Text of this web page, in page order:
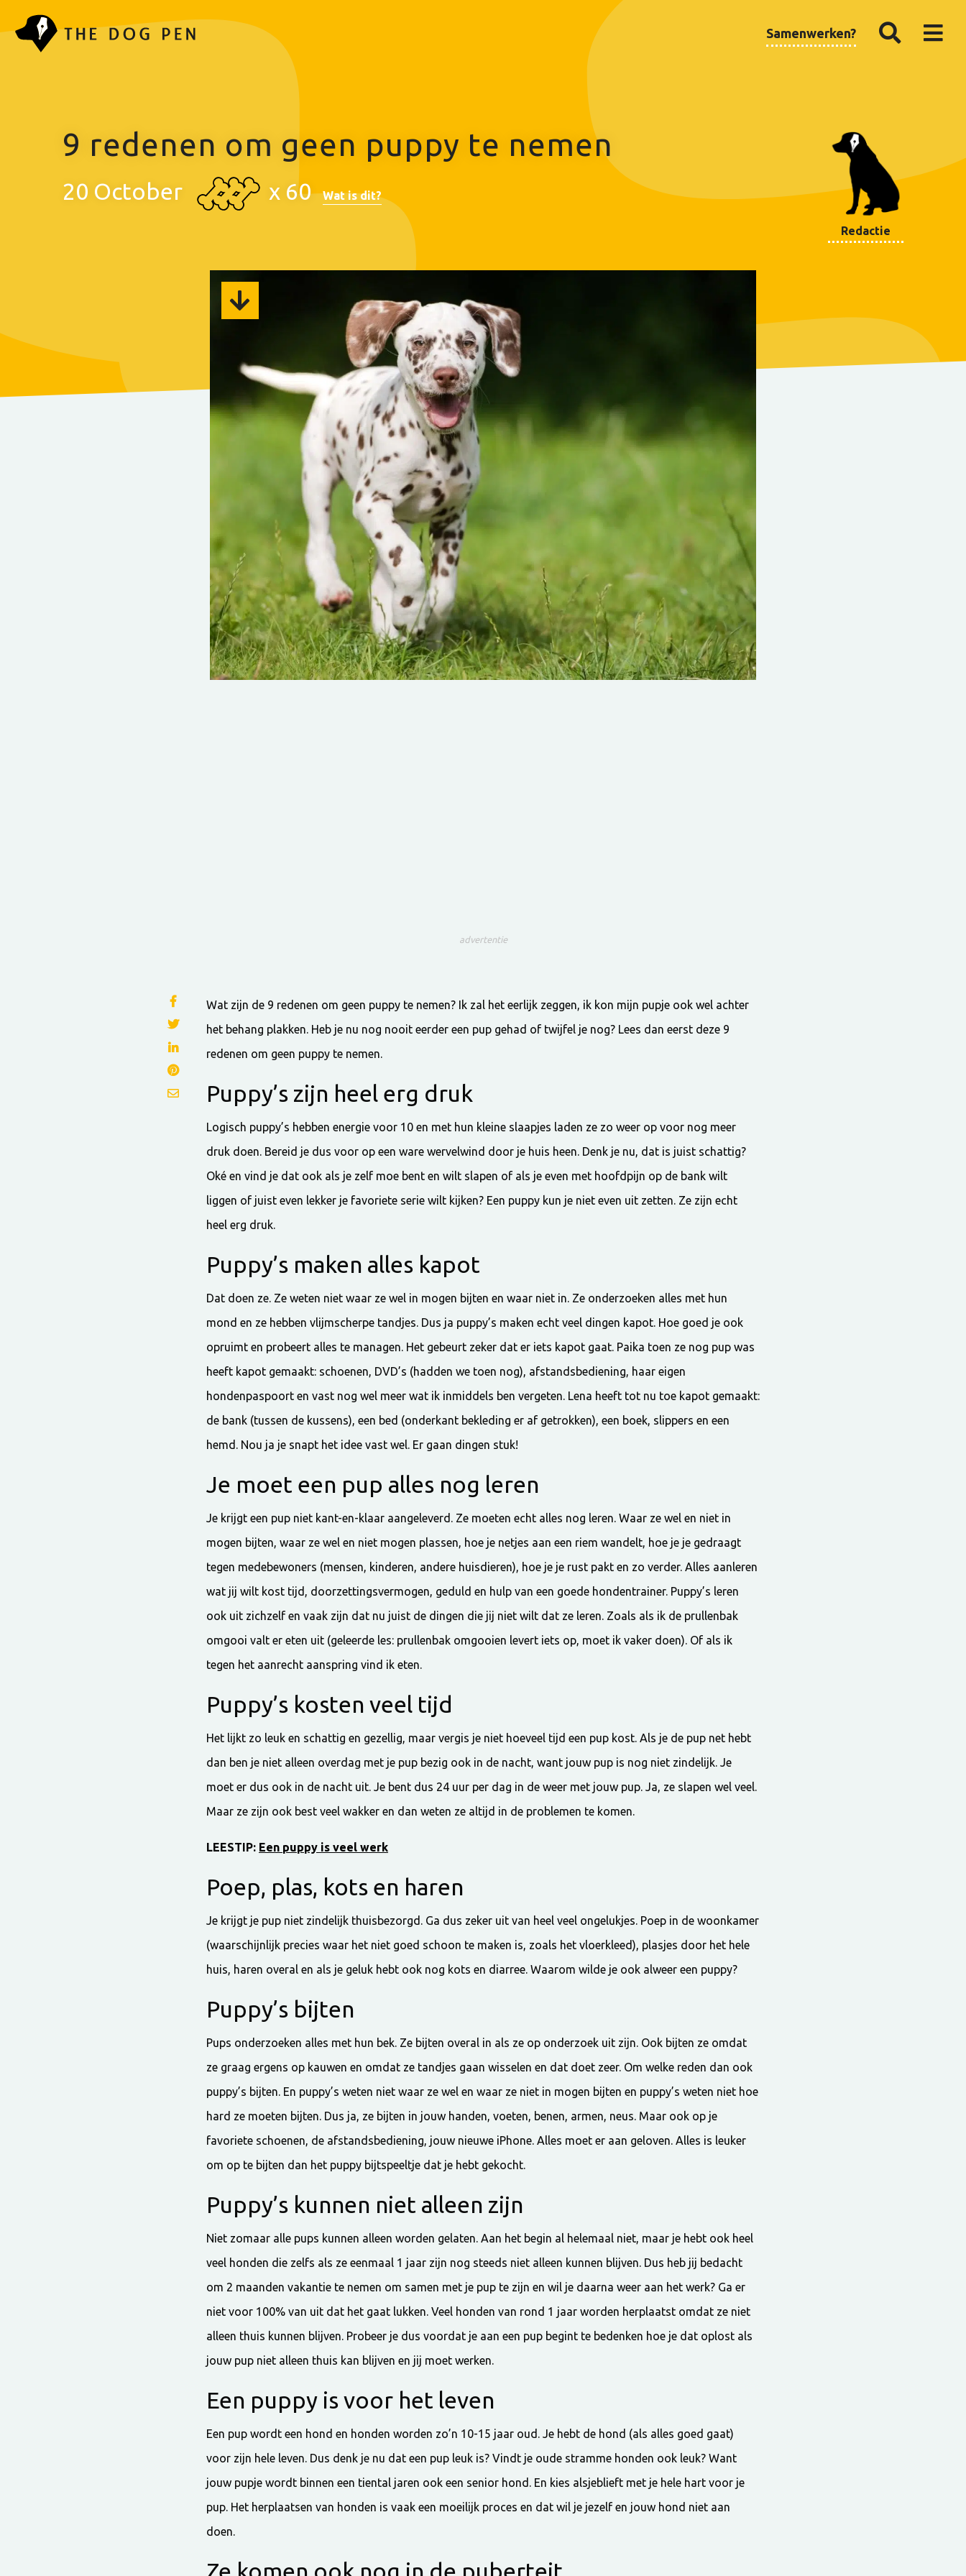
Samenwerken?
9 redenen om geen puppy te nemen
20 October x 60 Wat is dit?
Redactie
advertentie
Wat zijn de 9 redenen om geen puppy te nemen? Ik zal het eerlijk zeggen, ik kon mijn pupje ook wel achter
het behang plakken. Heb je nu nog nooit eerder een pup gehad of twijfel je nog? Lees dan eerst deze 9
redenen om geen puppy te nemen.
Puppy’s zijn heel erg druk
Logisch puppy’s hebben energie voor 10 en met hun kleine slaapjes laden ze zo weer op voor nog meer
druk doen. Bereid je dus voor op een ware wervelwind door je huis heen. Denk je nu, dat is juist schattig?
Oké en vind je dat ook als je zelf moe bent en wilt slapen of als je even met hoofdpijn op de bank wilt
liggen of juist even lekker je favoriete serie wilt kijken? Een puppy kun je niet even uit zetten. Ze zijn echt
heel erg druk.
Puppy’s maken alles kapot
Dat doen ze. Ze weten niet waar ze wel in mogen bijten en waar niet in. Ze onderzoeken alles met hun
mond en ze hebben vlijmscherpe tandjes. Dus ja puppy’s maken echt veel dingen kapot. Hoe goed je ook
opruimt en probeert alles te managen. Het gebeurt zeker dat er iets kapot gaat. Paika toen ze nog pup was
heeft kapot gemaakt: schoenen, DVD’s (hadden we toen nog), afstandsbediening, haar eigen
hondenpaspoort en vast nog wel meer wat ik inmiddels ben vergeten. Lena heeft tot nu toe kapot gemaakt:
de bank (tussen de kussens), een bed (onderkant bekleding er af getrokken), een boek, slippers en een
hemd. Nou ja je snapt het idee vast wel. Er gaan dingen stuk!
Je moet een pup alles nog leren
Je krijgt een pup niet kant-en-klaar aangeleverd. Ze moeten echt alles nog leren. Waar ze wel en niet in
mogen bijten, waar ze wel en niet mogen plassen, hoe je netjes aan een riem wandelt, hoe je je gedraagt
tegen medebewoners (mensen, kinderen, andere huisdieren), hoe je je rust pakt en zo verder. Alles aanleren
wat jij wilt kost tijd, doorzettingsvermogen, geduld en hulp van een goede hondentrainer. Puppy’s leren
ook uit zichzelf en vaak zijn dat nu juist de dingen die jij niet wilt dat ze leren. Zoals als ik de prullenbak
omgooi valt er eten uit (geleerde les: prullenbak omgooien levert iets op, moet ik vaker doen). Of als ik
tegen het aanrecht aanspring vind ik eten.
Puppy’s kosten veel tijd
Het lijkt zo leuk en schattig en gezellig, maar vergis je niet hoeveel tijd een pup kost. Als je de pup net hebt
dan ben je niet alleen overdag met je pup bezig ook in de nacht, want jouw pup is nog niet zindelijk. Je
moet er dus ook in de nacht uit. Je bent dus 24 uur per dag in de weer met jouw pup. Ja, ze slapen wel veel.
Maar ze zijn ook best veel wakker en dan weten ze altijd in de problemen te komen.
LEESTIP: Een puppy is veel werk
Poep, plas, kots en haren
Je krijgt je pup niet zindelijk thuisbezorgd. Ga dus zeker uit van heel veel ongelukjes. Poep in de woonkamer
(waarschijnlijk precies waar het niet goed schoon te maken is, zoals het vloerkleed), plasjes door het hele
huis, haren overal en als je geluk hebt ook nog kots en diarree. Waarom wilde je ook alweer een puppy?
Puppy’s bijten
Pups onderzoeken alles met hun bek. Ze bijten overal in als ze op onderzoek uit zijn. Ook bijten ze omdat
ze graag ergens op kauwen en omdat ze tandjes gaan wisselen en dat doet zeer. Om welke reden dan ook
puppy’s bijten. En puppy’s weten niet waar ze wel en waar ze niet in mogen bijten en puppy’s weten niet hoe
hard ze moeten bijten. Dus ja, ze bijten in jouw handen, voeten, benen, armen, neus. Maar ook op je
favoriete schoenen, de afstandsbediening, jouw nieuwe iPhone. Alles moet er aan geloven. Alles is leuker
om op te bijten dan het puppy bijtspeeltje dat je hebt gekocht.
Puppy’s kunnen niet alleen zijn
Niet zomaar alle pups kunnen alleen worden gelaten. Aan het begin al helemaal niet, maar je hebt ook heel
veel honden die zelfs als ze eenmaal 1 jaar zijn nog steeds niet alleen kunnen blijven. Dus heb jij bedacht
om 2 maanden vakantie te nemen om samen met je pup te zijn en wil je daarna weer aan het werk? Ga er
niet voor 100% van uit dat het gaat lukken. Veel honden van rond 1 jaar worden herplaatst omdat ze niet
alleen thuis kunnen blijven. Probeer je dus voordat je aan een pup begint te bedenken hoe je dat oplost als
jouw pup niet alleen thuis kan blijven en jij moet werken.
Een puppy is voor het leven
Een pup wordt een hond en honden worden zo’n 10-15 jaar oud. Je hebt de hond (als alles goed gaat)
voor zijn hele leven. Dus denk je nu dat een pup leuk is? Vindt je oude stramme honden ook leuk? Want
jouw pupje wordt binnen een tiental jaren ook een senior hond. En kies alsjeblieft met je hele hart voor je
pup. Het herplaatsen van honden is vaak een moeilijk proces en dat wil je jezelf en jouw hond niet aan
doen.